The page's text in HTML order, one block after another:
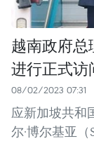
越南政府
进行正式访
08/02/2023 07:31
应新加坡共和
尔·博尔基亚（